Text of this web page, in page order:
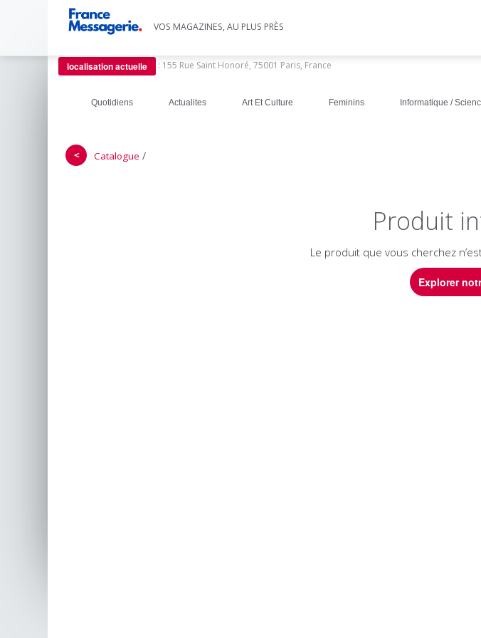
VOS MAGAZINES, AU PLUS PRÈS
localisation actuelle : 155 Rue Saint Honoré, 75001 Paris, France
Quotidiens Actualites Art Et Culture Feminins Informatique /
＜ Catalogue /
Produit
Le produit que vous cherchez
Explorer